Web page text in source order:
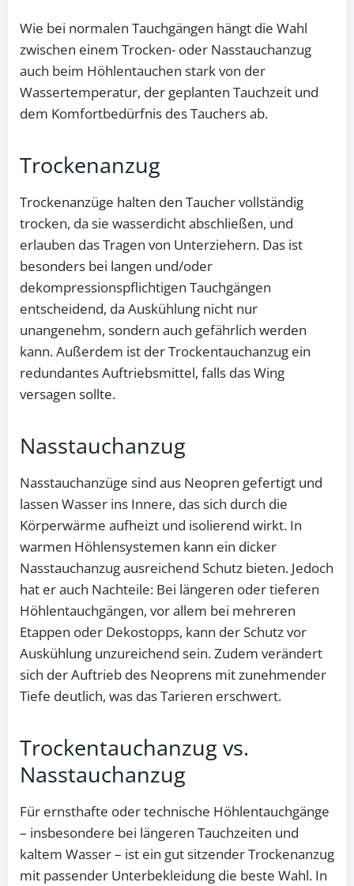
Wie bei normalen Tauchgängen hängt die Wahl
zwischen einem Trocken- oder Nasstauchanzug
auch beim Höhlentauchen stark von der
Wassertemperatur, der geplanten Tauchzeit und
dem Komfortbedürfnis des Tauchers ab.
Trockenanzug
Trockenanzüge halten den Taucher vollständig
trocken, da sie wasserdicht abschließen, und
erlauben das Tragen von Unterziehern. Das ist
besonders bei langen und/oder
dekompressionspflichtigen Tauchgängen
entscheidend, da Auskühlung nicht nur
unangenehm, sondern auch gefährlich werden
kann. Außerdem ist der Trockentauchanzug ein
redundantes Auftriebsmittel, falls das Wing
versagen sollte.
Nasstauchanzug
Nasstauchanzüge sind aus Neopren gefertigt und
lassen Wasser ins Innere, das sich durch die
Körperwärme aufheizt und isolierend wirkt. In
warmen Höhlensystemen kann ein dicker
Nasstauchanzug ausreichend Schutz bieten. Jedoch
hat er auch Nachteile: Bei längeren oder tieferen
Höhlentauchgängen, vor allem bei mehreren
Etappen oder Dekostopps, kann der Schutz vor
Auskühlung unzureichend sein. Zudem verändert
sich der Auftrieb des Neoprens mit zunehmender
Tiefe deutlich, was das Tarieren erschwert.
Trockentauchanzug vs.
Nasstauchanzug
Für ernsthafte oder technische Höhlentauchgänge
– insbesondere bei längeren Tauchzeiten und
kaltem Wasser – ist ein gut sitzender Trockenanzug
mit passender Unterbekleidung die beste Wahl. In